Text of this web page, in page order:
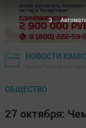
НОВОСТИ
ОБЩЕСТВО
27 октября:
2